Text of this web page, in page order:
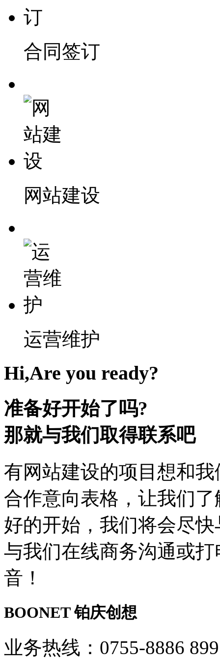
合同签订
网站建设
运营维护
Hi,Are you ready?
准备好开始了吗?
那就与我们取得联系吧
有网站建设的项目想和
合作意向表格，让我们
好的开始，我们将会尽
与我们在线商务沟通或
音！
BOONET铂庆创想
业务热线：0755-8886